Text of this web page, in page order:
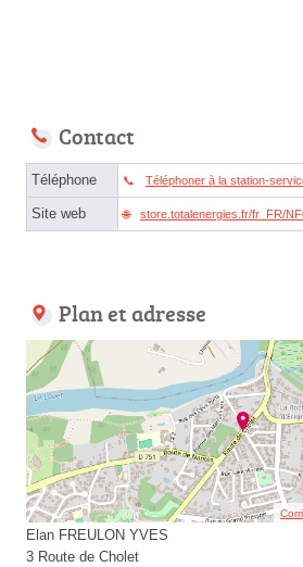
Contact
Téléphone Téléphoner à la station-
Site web store.totalenergies.fr/fr_FR/
Plan et adresse
Elan FREULON YVES
3 Route de Cholet